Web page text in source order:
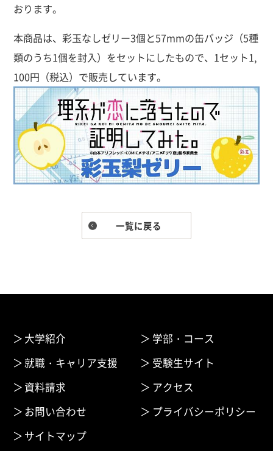
おります。
本商品は、彩玉なしゼリー3個と57mmの缶バッジ（5種
類のうち1個を封入）をセットにしたもので、1セット1,
100円（税込）で販売しています。
一覧に戻る
大学紹介
学部・コース
就職・キャリア支援
受験生サイト
資料請求
アクセス
お問い合わせ
プライバシーポリシー
サイトマップ